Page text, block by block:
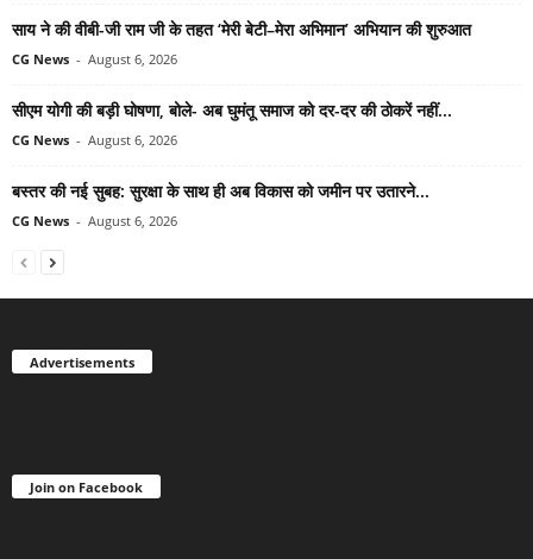
साय ने की वीबी-जी राम जी के तहत ‘मेरी बेटी–मेरा अभिमान’ अभियान की शुरुआत
CG News - August 6, 2026
सीएम योगी की बड़ी घोषणा, बोले- अब घुमंतू समाज को दर-दर की ठोकरें नहीं...
CG News - August 6, 2026
बस्तर की नई सुबह: सुरक्षा के साथ ही अब विकास को जमीन पर उतारने...
CG News - August 6, 2026
Advertisements
Join on Facebook